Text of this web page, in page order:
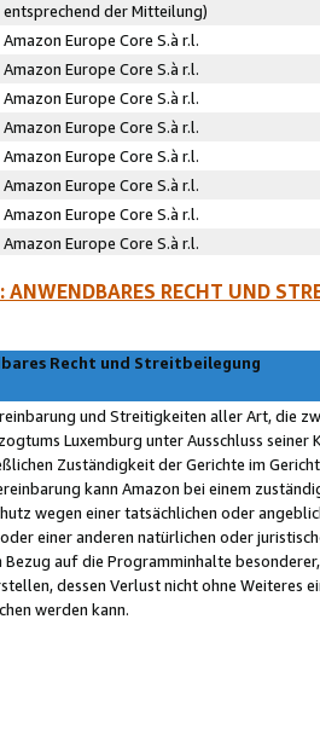
entsprechend der Mitteilung)
Amazon Europe Core S.à r.l.
Amazon Europe Core S.à r.l.
Amazon Europe Core S.à r.l.
Amazon Europe Core S.à r.l.
Amazon Europe Core S.à r.l.
Amazon Europe Core S.à r.l.
Amazon Europe Core S.à r.l.
Amazon Europe Core S.à r.l.
RECHT UND
Recht und Streitbeilegung
und Streitigkeiten aller Art, die
Luxemburg unter Ausschluss
Zuständigkeit der Gerichte im
kann Amazon bei einem
wegen einer tatsächlichen oder
einer anderen natürlichen oder
Bezug auf die Programminhalte
dessen Verlust nicht ohne Weiteres
werden kann.